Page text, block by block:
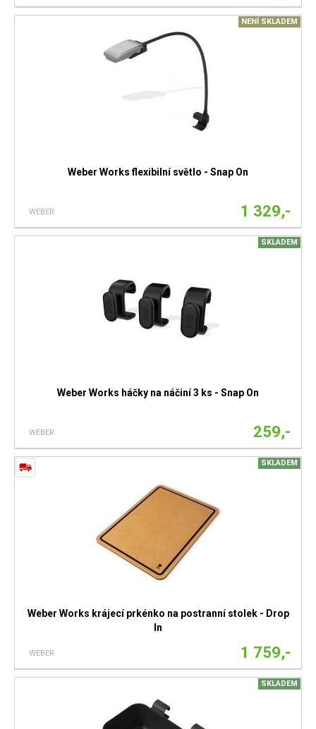
NENÍ SKLADEM
Weber Works flexibilní světlo - Snap On
WEBER 1 329,-
SKLADEM
Weber Works háčky na náčiní 3 ks - Snap On
WEBER 259,-
SKLADEM
Weber Works krájecí prkénko na postranní stolek - Drop
In
WEBER 1 759,-
SKLADEM